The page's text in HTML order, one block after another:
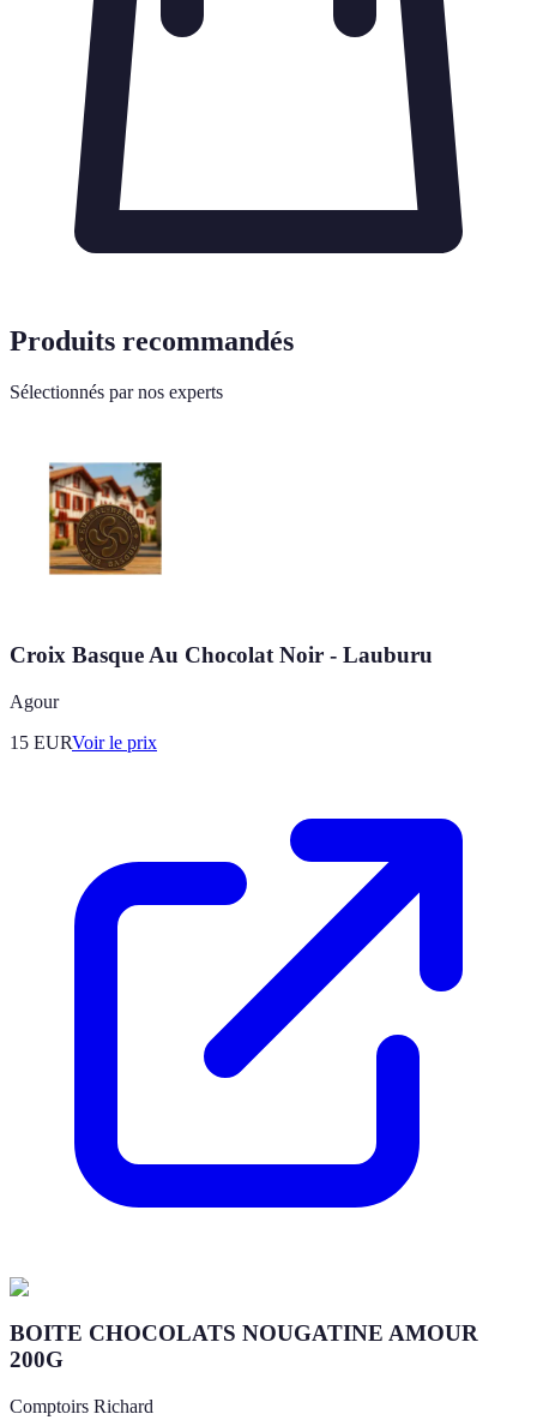
Produits recommandés
Sélectionnés par nos experts
Croix Basque Au Chocolat Noir - Lauburu
Agour
15 EURVoir le prix
BOITE CHOCOLATS NOUGATINE AMOUR
200G
Comptoirs Richard